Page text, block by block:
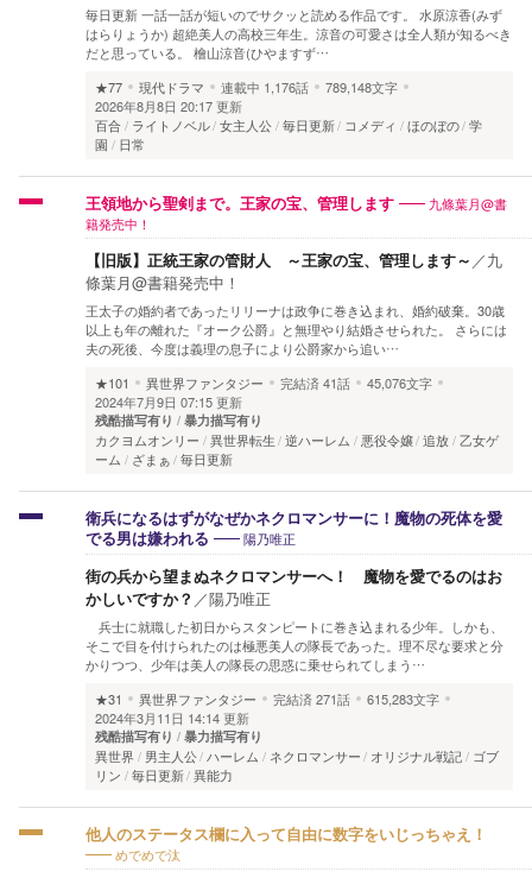
毎日更新 一話一話が短いのでサクッと読める作品です。 水原涼香(みず
はらりょうか) 超絶美人の高校三年生。涼音の可愛さは全人類が知るべき
だと思っている。 檜山涼音(ひやますず…
★77
現代ドラマ 連載中 1,176話
789,148文字
2026年8月8日 20:17 更新
百合
ライトノベル 女主人公 毎日更新 コメディ ほのぼの 学
園
日常
王領地から聖剣まで。王家の宝、管理します
九條葉月@書
籍発売中！
【旧版】正統王家の管財人 ～王家の宝、管理します～ ／九
條葉月@書籍発売中！
王太子の婚約者であったリリーナは政争に巻き込まれ、婚約破棄。30歳
以上も年の離れた『オーク公爵』と無理やり結婚させられた。 さらには
夫の死後、今度は義理の息子により公爵家から追い…
★101
異世界ファンタジー 完結済41話
45,076文字
2024年7月9日 07:15 更新
残酷描写有り 暴力描写有り
カクヨムオンリー 異世界転生 逆ハーレム 悪役令嬢 追放 乙女ゲ
ーム
ざまぁ 毎日更新
衛兵になるはずがなぜかネクロマンサーに！魔物の死体を愛
でる男は嫌われる
陽乃唯正
街の兵から望まぬネクロマンサーへ！ 魔物を愛でるのはお
かしいですか？ ／陽乃唯正
兵士に就職した初日からスタンピートに巻き込まれる少年。しかも、
そこで目を付けられたのは極悪美人の隊長であった。理不尽な要求と分
かりつつ、少年は美人の隊長の思惑に乗せられてしまう…
★31
異世界ファンタジー 完結済271話
615,283文字
2024年3月11日 14:14 更新
残酷描写有り 暴力描写有り
異世界 男主人公 ハーレム ネクロマンサー オリジナル戦記
ゴブ
リン
毎日更新 異能力
他人のステータス欄に入って自由に数字をいじっちゃえ！
めでめで汰